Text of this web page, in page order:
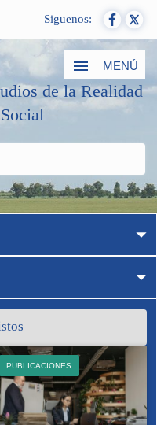
Siguenos:
MENÚ
de la Realidad
PUBLICACIONES